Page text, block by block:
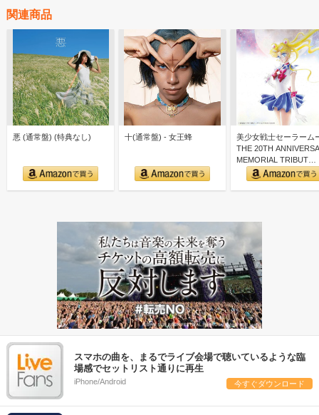
関連商品
悪 (通常盤) (特典なし) 十(通常盤) - 女王蜂
美少女戦士セーラーム
THE 20TH
MEMORIAL TRIBUT…
スマホの曲を、まるでライブ会場で聴いているような臨
場感でセットリスト通りに再生
iPhone/Android 今すぐダウンロード